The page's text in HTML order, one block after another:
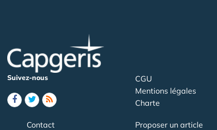
Suivez-nous
CGU
Mentions légales
Charte
Contact
Proposer un article